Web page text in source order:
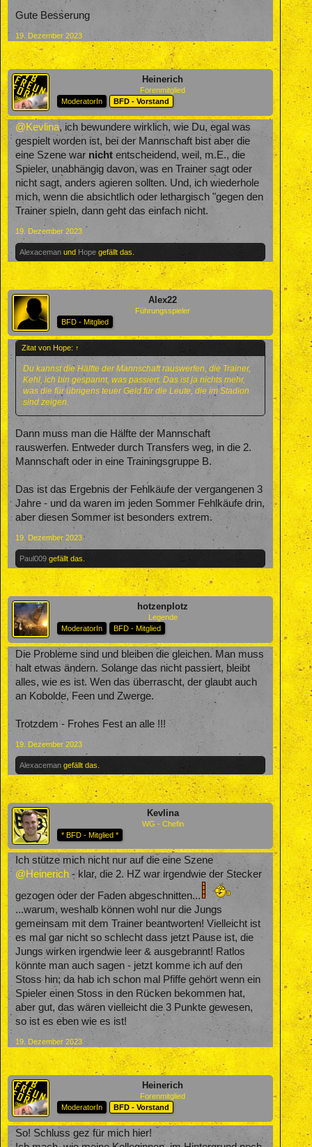
Gute Besserung
19. Dezember 2023
Heinerich
Forenmitglied
ModeratorIn
BFD - Vorstand
@Kevlina, ich bewundere wirklich, wie Du, egal was
gespielt worden ist, bei der Mannschaft bist aber die
eine Szene war nicht entscheidend, weil, m.E., die
Spieler, unabhängig davon, was en Trainer sagt oder
nicht sagt, anders agieren sollten. Und, ich wiederhole
mich, wenn die absichtlich oder lethargisch "gegen den
Trainer spieln, dann geht das einfach nicht.
19. Dezember 2023
Alexaceman und Hope gefällt das.
Alex22
Führungsspieler
BFD - Mitglied
Zitat von Hope: ↑
Du kannst die Hälfte der Mannschaft rauswerfen, die Trainer,
Kehl, ich bin gespannt, was passiert. Das ist ja nichts mehr,
was die für übrigens teuer Geld für die Leute, die im Stadion
sind zeigen.
Dann muss man die Hälfte der Mannschaft
rauswerfen. Entweder durch Transfers weg, in die 2.
Mannschaft oder in eine Trainingsgruppe B.
Das ist das Ergebnis der Fehlkäufe der vergangenen 3
Jahre - und da waren im jeden Sommer Fehlkäufe drin,
aber diesen Sommer ist besonders extrem.
19. Dezember 2023
Paul009 gefällt das.
hotzenplotz
Legende
ModeratorIn
BFD - Mitglied
Die Probleme sind und bleiben die gleichen. Man muss
halt etwas ändern. Solange das nicht passiert, bleibt
alles, wie es ist. Wen das überrascht, der glaubt auch
an Kobolde, Feen und Zwerge.
Trotzdem - Frohes Fest an alle !!!
19. Dezember 2023
Alexaceman gefällt das.
Kevlina
WG - Chefin
* BFD - Mitglied *
Ich stütze mich nicht nur auf die eine Szene
@Heinerich - klar, die 2. HZ war irgendwie der Stecker
gezogen oder der Faden abgeschnitten...
...warum, weshalb können wohl nur die Jungs
gemeinsam mit dem Trainer beantworten! Vielleicht ist
es mal gar nicht so schlecht dass jetzt Pause ist, die
Jungs wirken irgendwie leer & ausgebrannt! Ratlos
könnte man auch sagen - jetzt komme ich auf den
Stoss hin; da hab ich schon mal Pfiffe gehört wenn ein
Spieler einen Stoss in den Rücken bekommen hat,
aber gut, das wären vielleicht die 3 Punkte gewesen,
so ist es eben wie es ist!
19. Dezember 2023
Heinerich
Forenmitglied
ModeratorIn
BFD - Vorstand
So! Schluss gez für mich hier!